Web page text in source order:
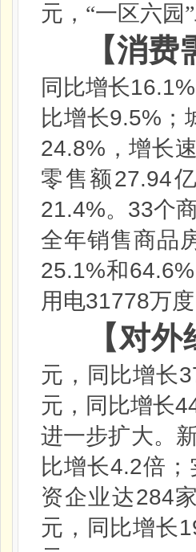
元，“一区六园
【消
同比增长16.1%
比增长9.5%
24.8% ，增长
零售额27.94
21.4%。 33个
全年销售商品
25.1%和64.6%
用电31778万
【对
元，同比增长
元，同比增长
进一步扩大。
比增长4.2倍；
资企业达284
元，同比增长